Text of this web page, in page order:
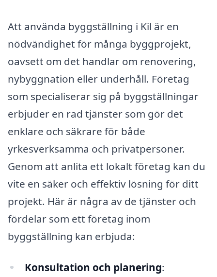
Att använda byggställning i Kil är en
nödvändighet för många byggprojekt,
oavsett om det handlar om renovering,
nybyggnation eller underhåll. Företag
som specialiserar sig på byggställningar
erbjuder en rad tjänster som gör det
enklare och säkrare för både
yrkesverksamma och privatpersoner.
Genom att anlita ett lokalt företag kan du
vite en säker och effektiv lösning för ditt
projekt. Här är några av de tjänster och
fördelar som ett företag inom
byggställning kan erbjuda:
Konsultation och planering: